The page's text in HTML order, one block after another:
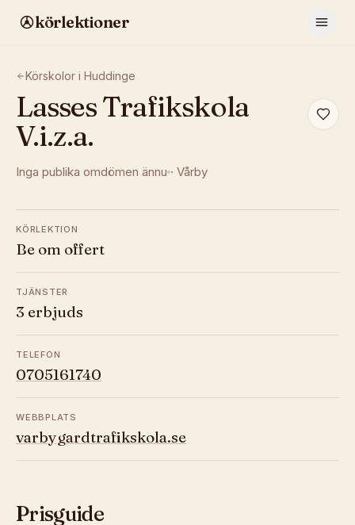
körlektioner
Körskolor i Huddinge
Lasses Trafikskola
V.i.z.a.
Inga publika omdömen ännu · Vårby
KÖRLEKTION
Be om offert
TJÄNSTER
3 erbjuds
TELEFON
0705161740
WEBBPLATS
varbygardtrafikskola.se
Prisguide